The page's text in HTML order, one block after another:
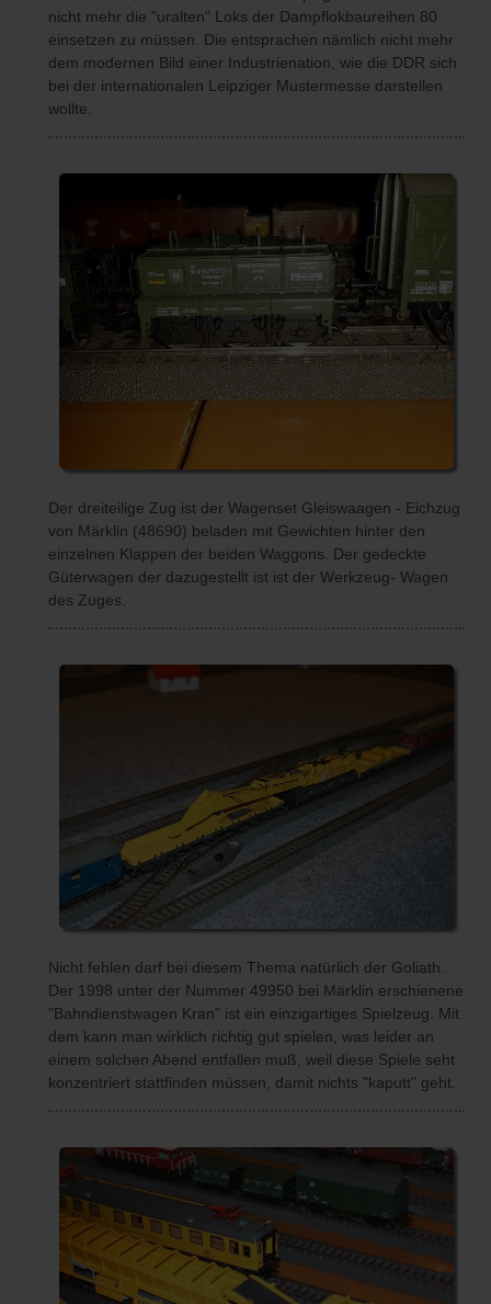
nicht mehr die "uralten" Loks der Dampflokbaureihen 80
einsetzen zu müssen. Die entsprachen nämlich nicht mehr
dem modernen Bild einer Industrienation, wie die DDR sich
bei der internationalen Leipziger Mustermesse darstellen
wollte.
Der dreiteilige Zug ist der Wagenset Gleiswaagen - Eichzug
von Märklin (48690) beladen mit Gewichten hinter den
einzelnen Klappen der beiden Waggons. Der gedeckte
Güterwagen der dazugestellt ist ist der Werkzeug- Wagen
des Zuges.
Nicht fehlen darf bei diesem Thema natürlich der Goliath.
Der 1998 unter der Nummer 49950 bei Märklin erschienene
"Bahndienstwagen Kran" ist ein einzigartiges Spielzeug. Mit
dem kann man wirklich richtig gut spielen, was leider an
einem solchen Abend entfallen muß, weil diese Spiele seht
konzentriert stattfinden müssen, damit nichts "kaputt" geht.